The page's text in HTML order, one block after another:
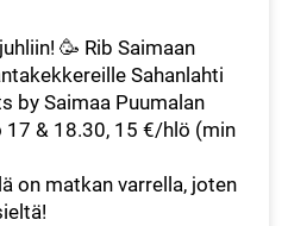
🥳 Rib Saimaan
Sahanlahti
by Saimaa Puumalan
17 & 18.30, 15 €/hlö (min
on matkan varrella, joten